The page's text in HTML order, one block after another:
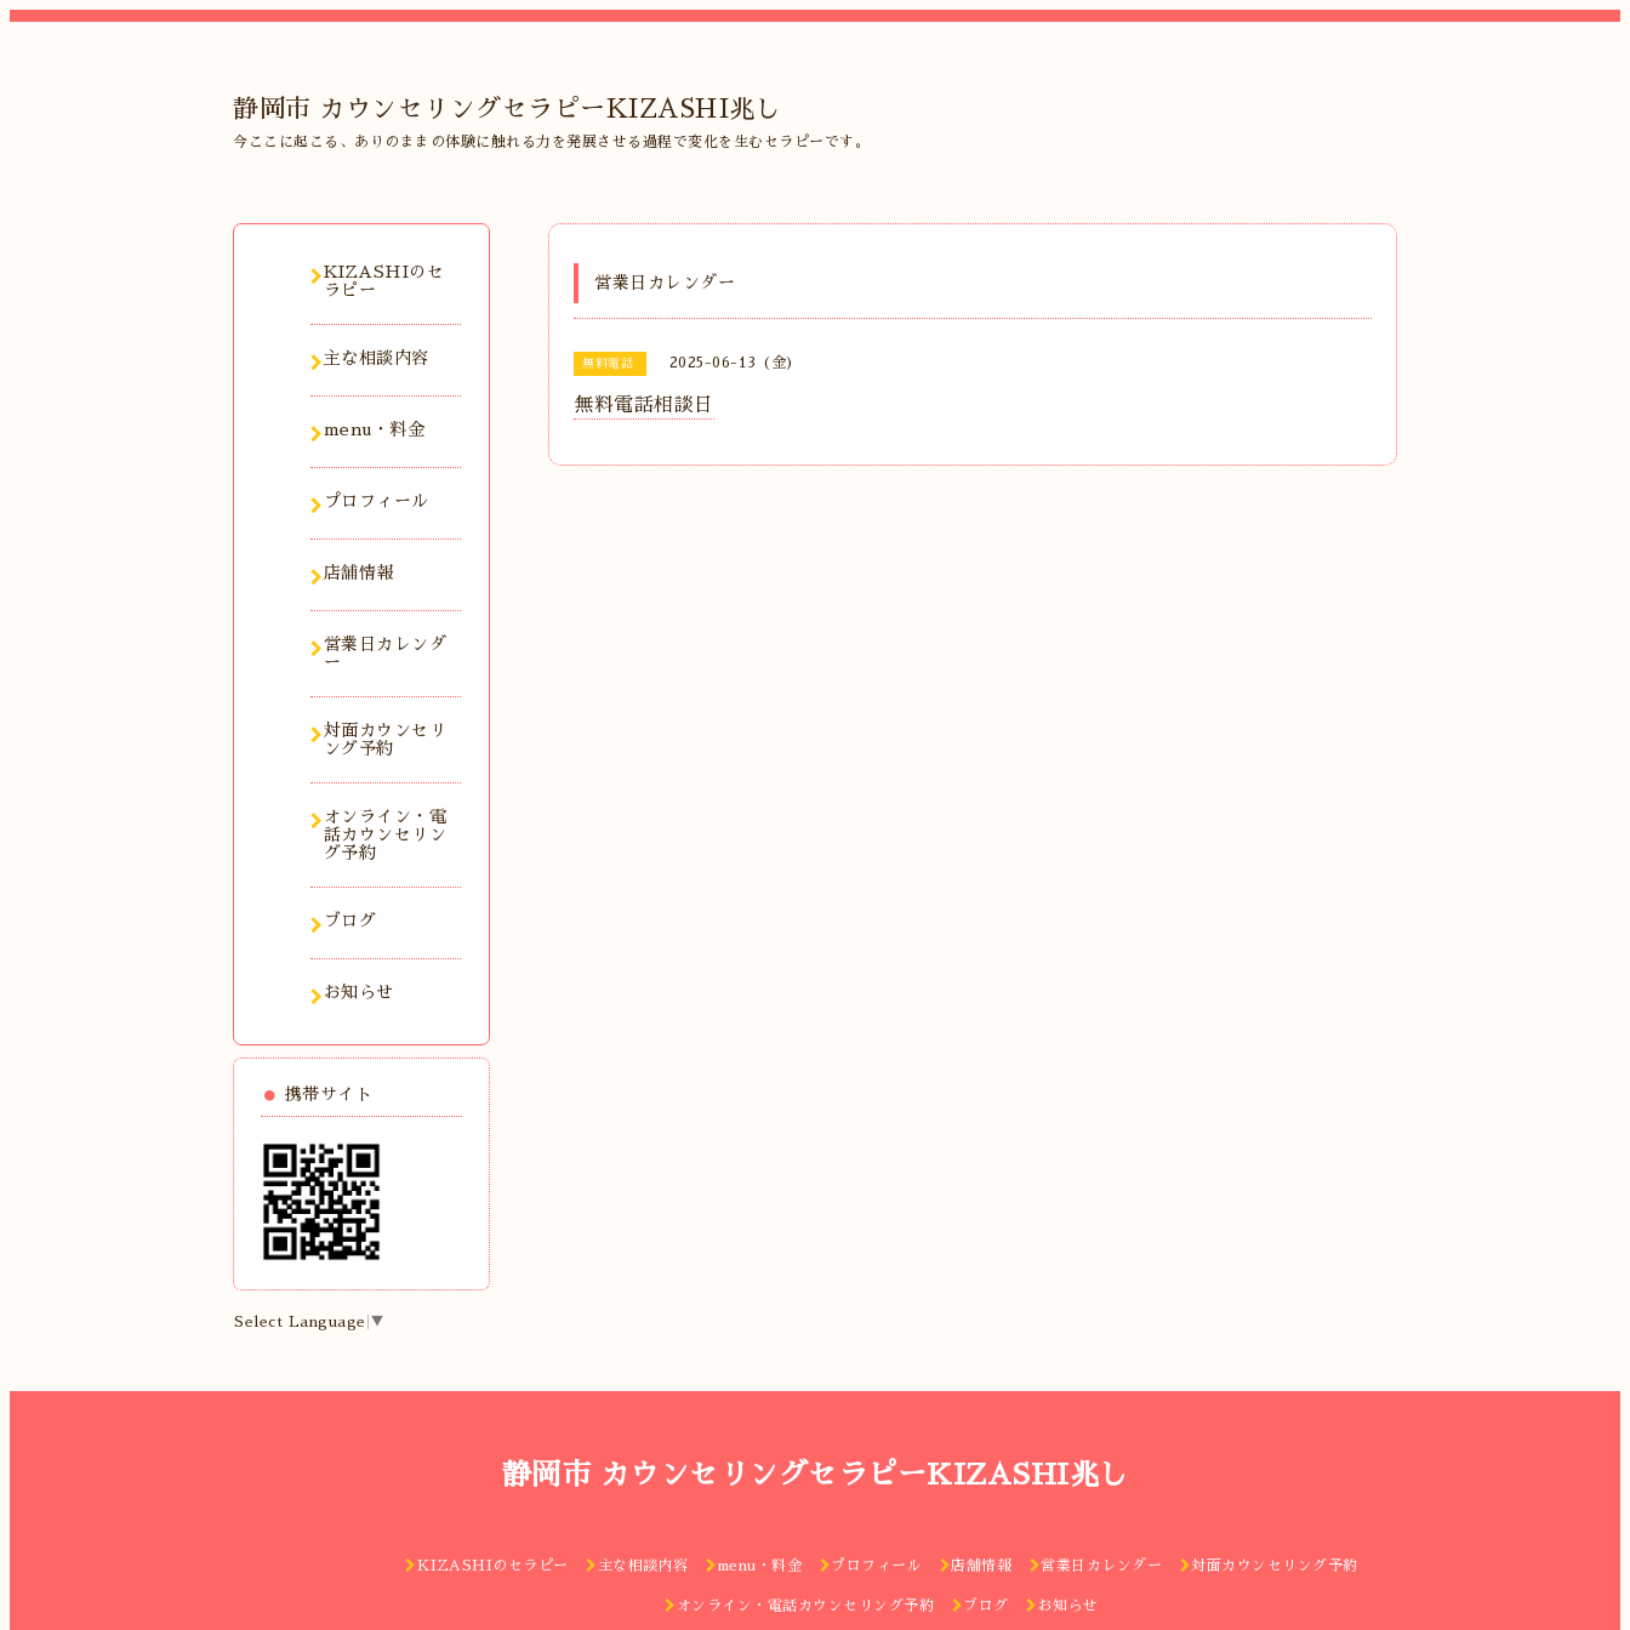
静岡市 カウンセリングセラピーKIZASHI兆し
今ここに起こる、ありのままの体験に触れる力を発展させる過程で変化を生むセラピーです。
営業日カレンダー
無料電話 2025-06-13 (金)
無料電話相談日
KIZASHIのセ
ラピー
主な相談内容
menu・料金
プロフィール
店舗情報
営業日カレンダ
ー
対面カウンセリ
ング予約
オンライン・電
話カウンセリン
グ予約
ブログ
お知らせ
携帯サイト
Select Language ▼
静岡市 カウンセリングセラピーKIZASHI兆し
KIZASHIのセラピー 主な相談内容 menu・料金 プロフィール 店舗情報 営業日カレンダー 対面カウンセリング予約
オンライン・電話カウンセリング予約 ブログ お知らせ